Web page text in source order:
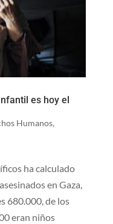
es hoy el
Humanos,
ha calculado
en Gaza,
680.000, de los
eran niños